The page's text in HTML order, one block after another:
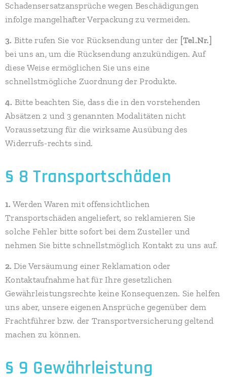
Schadensersatzansprüche wegen Beschädigungen
infolge mangelhafter Verpackung zu vermeiden.
3. Bitte rufen Sie vor Rücksendung unter der [Tel.Nr.]
bei uns an, um die Rücksendung anzukündigen. Auf
diese Weise ermöglichen Sie uns eine
schnellstmögliche Zuordnung der Produkte.
4. Bitte beachten Sie, dass die in den vorstehenden
Absätzen 2 und 3 genannten Modalitäten nicht
Voraussetzung für die wirksame Ausübung des
Widerrufs-rechts sind.
§ 8 Transportschäden
1. Werden Waren mit offensichtlichen
Transportschäden angeliefert, so reklamieren Sie
solche Fehler bitte sofort bei dem Zusteller und
nehmen Sie bitte schnellstmöglich Kontakt zu uns auf.
2. Die Versäumung einer Reklamation oder
Kontaktaufnahme hat für Ihre gesetzlichen
Gewährleistungsrechte keine Konsequenzen. Sie helfen
uns aber, unsere eigenen Ansprüche gegenüber dem
Frachtführer bzw. der Transportversicherung geltend
machen zu können.
§ 9 Gewährleistung